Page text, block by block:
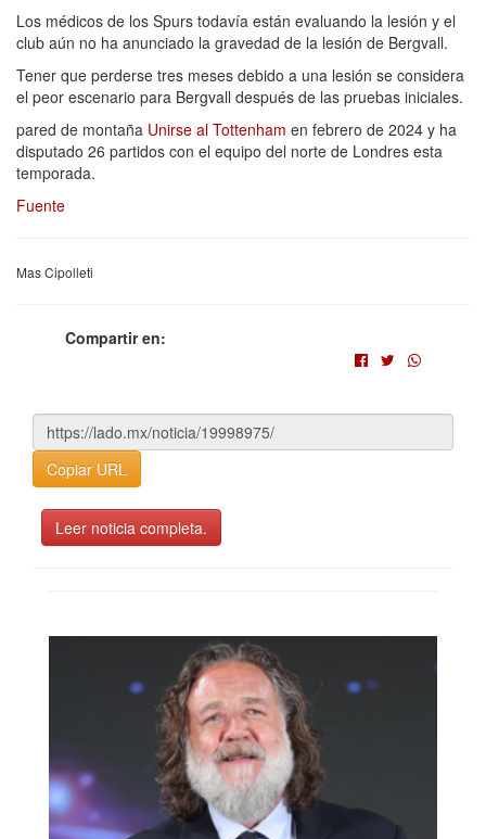
Los médicos de los Spurs todavía están evaluando la lesión y el
club aún no ha anunciado la gravedad de la lesión de Bergvall.
Tener que perderse tres meses debido a una lesión se considera
el peor escenario para Bergvall después de las pruebas iniciales.
pared de montaña Unirse al Tottenham en febrero de 2024 y ha
disputado 26 partidos con el equipo del norte de Londres esta
temporada.
Fuente
Mas Cipolleti
Compartir en:
Copiar URL
Leer noticia completa.